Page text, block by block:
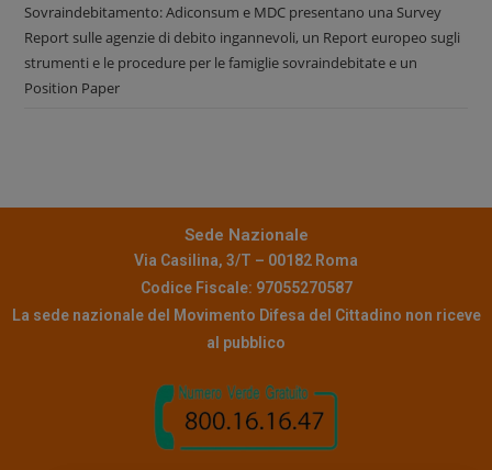
Sovraindebitamento: Adiconsum e MDC presentano una Survey
Report sulle agenzie di debito ingannevoli, un Report europeo sugli
strumenti e le procedure per le famiglie sovraindebitate e un
Position Paper
Sede Nazionale
Via Casilina, 3/T – 00182 Roma
Codice Fiscale: 97055270587
La sede nazionale del Movimento Difesa del Cittadino non riceve
al pubblico